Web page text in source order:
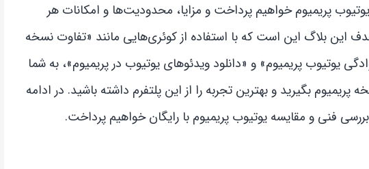
پریمیوم خواهیم پرداخت و مزایا، محدودیت‌ها و امکانات هر
این بلاگ این است که با استفاده از کوئری‌هایی مانند «تفاوت نسخه
یوتیوب پریمیوم» و «دانلود ویدئوهای یوتیوب در پریمیوم»، به شما
بگیرید و بهترین تجربه را از این پلتفرم داشته باشید. در ادامه
فنی و مقایسه یوتیوب پریمیوم با رایگان خواهیم پرداخت.